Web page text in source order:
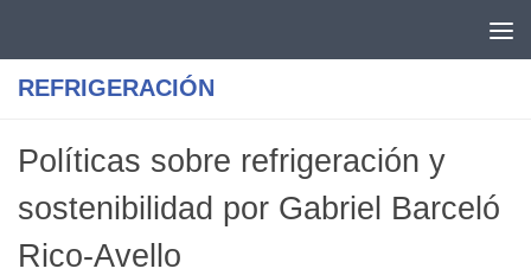
REFRIGERACIÓN
Políticas sobre refrigeración y
sostenibilidad por Gabriel Barceló
Rico-Avello